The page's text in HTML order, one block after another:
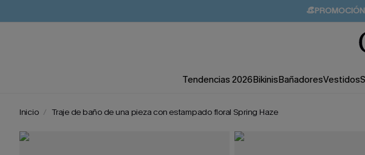
Tendencias 2026BikinisBañadoresVestidos
Inicio Traje de baño de una pieza con estampado floral Spring Haze